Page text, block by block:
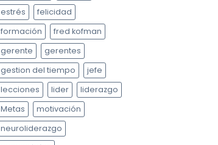
estrés
felicidad
formación
fred kofman
gerente
gerentes
gestion del tiempo
jefe
lecciones
lider
liderazgo
Metas
motivación
neuroliderazgo